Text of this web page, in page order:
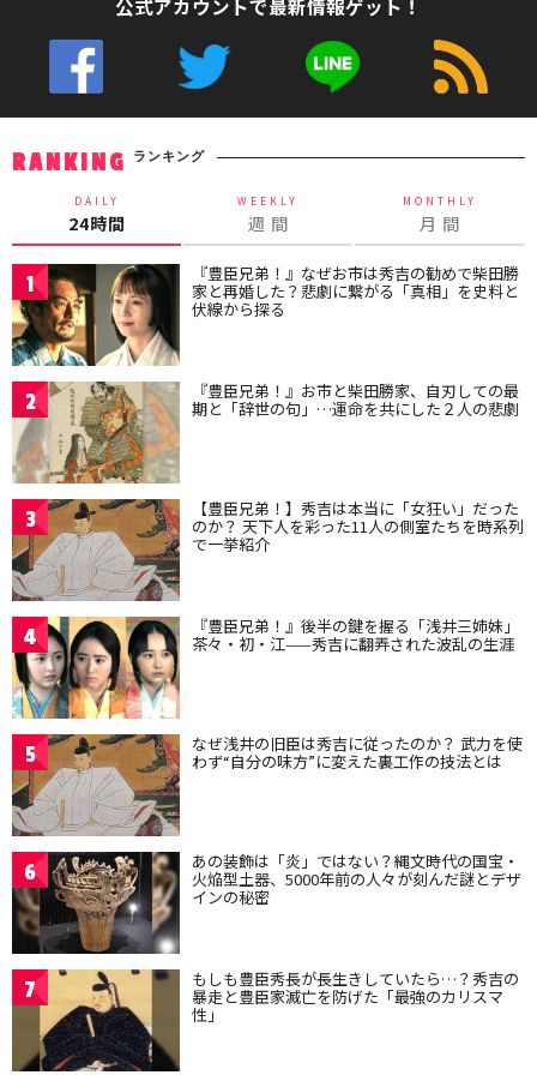
公式アカウントで最新情報ゲット！
RANKING ランキング
DAILY
24時間
WEEKLY
週 間
MONTHLY
月 間
1 『豊臣兄弟！』なぜお市は秀吉の勧めで柴田勝
家と再婚した？悲劇に繋がる「真相」を史料と
伏線から探る
2 『豊臣兄弟！』お市と柴田勝家、自刃しての最
期と「辞世の句」…運命を共にした２人の悲劇
3 【豊臣兄弟！】秀吉は本当に「女狂い」だった
のか？ 天下人を彩った11人の側室たちを時系列
で一挙紹介
4 『豊臣兄弟！』後半の鍵を握る「浅井三姉妹」
茶々・初・江——秀吉に翻弄された波乱の生涯
5 なぜ浅井の旧臣は秀吉に従ったのか？ 武力を使
わず“自分の味方”に変えた裏工作の技法とは
6 あの装飾は「炎」ではない？縄文時代の国宝・
火焔型土器、5000年前の人々が刻んだ謎とデザ
インの秘密
7 もしも豊臣秀長が長生きしていたら…？秀吉の
暴走と豊臣家滅亡を防げた「最強のカリスマ
性」